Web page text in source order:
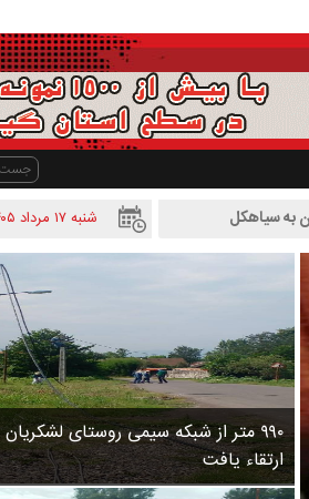
شنبه ۱۷ مرداد ۱۴۰۵ - ساعت
۹۹۰ متر از شبکه سیمی روستای
ارتقاء یافت